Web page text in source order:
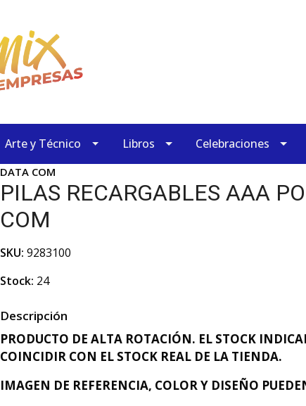
Arte y Técnico Libros Celebraciones
DATA COM
PILAS RECARGABLES AAA
COM
SKU: 9283100
Stock: 24
Descripción
PRODUCTO DE ALTA ROTACIÓN. EL STOCK
COINCIDIR CON EL STOCK REAL DE LA TIENDA.
IMAGEN DE REFERENCIA, COLOR Y DISEÑO